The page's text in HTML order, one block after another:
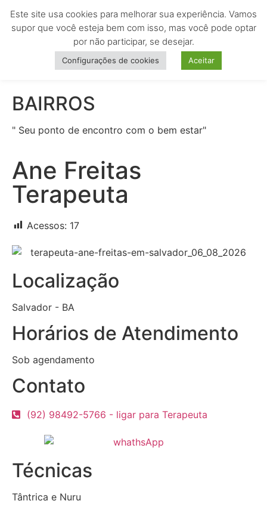
MENU
BAIRROS
" Seu ponto de encontro com o bem estar"
Ane Freitas
Terapeuta
Acessos: 17
Localização
Salvador - BA
Horários de Atendimento
Sob agendamento
Contato
(92) 98492-5766 - ligar para Terapeuta
Técnicas
Tântrica e Nuru
Este site usa cookies para melhorar sua experiência. Vamos
supor que você esteja bem com isso, mas você pode optar
por não participar, se desejar.
Configurações de cookies Aceitar